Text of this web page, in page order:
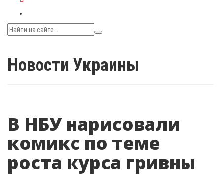
Новости Украины
В НБУ нарисовали
комикс по теме
роста курса гривны